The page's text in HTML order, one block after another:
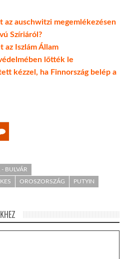
az auschwitzi megemlékezésen
Szíriáról?
az Iszlám Állam
lőtték le
kézzel, ha Finnország belép a
- BULVÁR
OROSZORSZÁG
PUTYIN